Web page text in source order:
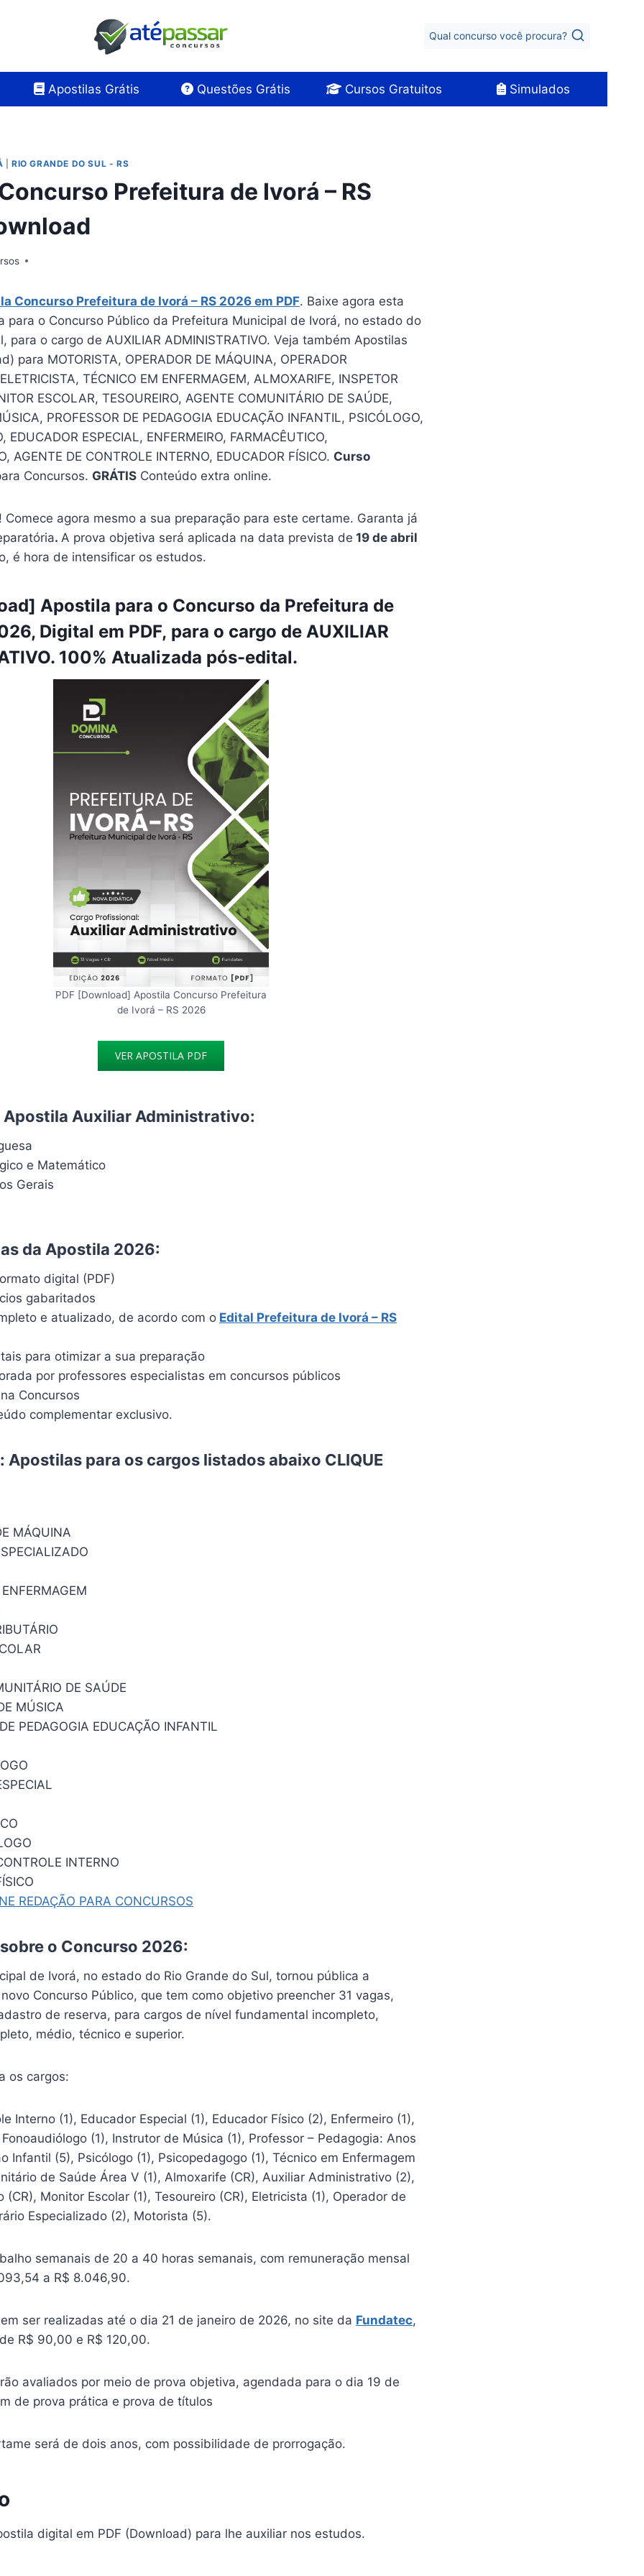
Qual concurso você procura?
Apostilas Grátis Questões Grátis Cursos Gratuitos Simulados
|RIO GRANDE DO SUL - RS
Prefeitura de Ivorá – RS
Concurso Prefeitura de Ivorá – RS 2026 em PDF. Baixe agora esta
para o Concurso Público da Prefeitura Municipal de Ivorá, no estado do
para o cargo de AUXILIAR ADMINISTRATIVO. Veja também Apostilas
para MOTORISTA, OPERADOR DE MÁQUINA, OPERADOR
TÉCNICO EM ENFERMAGEM, ALMOXARIFE, INSPETOR
ESCOLAR, TESOUREIRO, AGENTE COMUNITÁRIO DE SAÚDE,
PROFESSOR DE PEDAGOGIA EDUCAÇÃO INFANTIL, PSICÓLOGO,
EDUCADOR ESPECIAL, ENFERMEIRO, FARMACÊUTICO,
AGENTE DE CONTROLE INTERNO, EDUCADOR FÍSICO. Curso
Concursos. GRÁTIS Conteúdo extra online.
Comece agora mesmo a sua preparação para este certame. Garanta já
. A prova objetiva será aplicada na data prevista de 19 de abril
é hora de intensificar os estudos.
Apostila para o Concurso da Prefeitura de
Digital em PDF, para o cargo de AUXILIAR
100% Atualizada pós-edital.
PDF [Download] Apostila Concurso Prefeitura
de Ivorá – RS 2026
VER APOSTILA PDF
Apostila Auxiliar Administrativo:
e Matemático
Gerais
da Apostila 2026:
digital (PDF)
gabaritados
e atualizado, de acordo com o Edital Prefeitura de Ivorá – RS
para otimizar a sua preparação
por professores especialistas em concursos públicos
Concursos
complementar exclusivo.
Apostilas para os cargos listados abaixo CLIQUE
MÁQUINA
DE SAÚDE
MÚSICA
PEDAGOGIA EDUCAÇÃO INFANTIL
INTERNO
REDAÇÃO PARA CONCURSOS
o Concurso 2026:
de Ivorá, no estado do Rio Grande do Sul, tornou pública a
Concurso Público, que tem como objetivo preencher 31 vagas,
de reserva, para cargos de nível fundamental incompleto,
médio, técnico e superior.
os cargos:
Interno (1), Educador Especial (1), Educador Físico (2), Enfermeiro (1),
(1), Instrutor de Música (1), Professor – Pedagogia: Anos
Infantil (5), Psicólogo (1), Psicopedagogo (1), Técnico em Enfermagem
de Saúde Área V (1), Almoxarife (CR), Auxiliar Administrativo (2),
(CR), Monitor Escolar (1), Tesoureiro (CR), Eletricista (1), Operador de
Especializado (2), Motorista (5).
semanais de 20 a 40 horas semanais, com remuneração mensal
a R$ 8.046,90.
ser realizadas até o dia 21 de janeiro de 2026, no site da Fundatec,
R$ 90,00 e R$ 120,00.
avaliados por meio de prova objetiva, agendada para o dia 19 de
de prova prática e prova de títulos
será de dois anos, com possibilidade de prorrogação.
digital em PDF (Download) para lhe auxiliar nos estudos.